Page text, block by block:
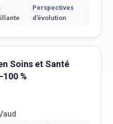
Perspectives
d’évolution
Soins et Santé
%